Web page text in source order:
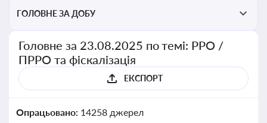
ГОЛОВНЕ ЗА ДОБУ
Головне за 23.08.2025 по темі: РРО /
ПРРО та фіскалізація
ЕКСПОРТ
Опрацьовано: 14258 джерел